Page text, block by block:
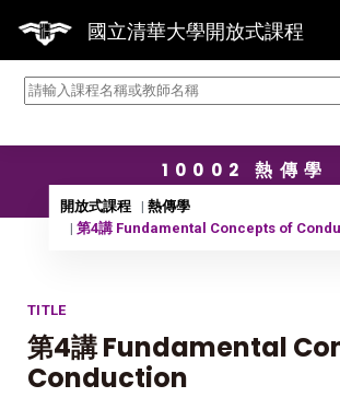
國立清華大學開放式課程
10002 熱傳學
開放式課程
熱傳學
第4講 Fundamental Concepts of
TITLE
第4講 Fundamental
Conduction